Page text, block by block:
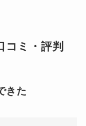
コミ・評判
きた